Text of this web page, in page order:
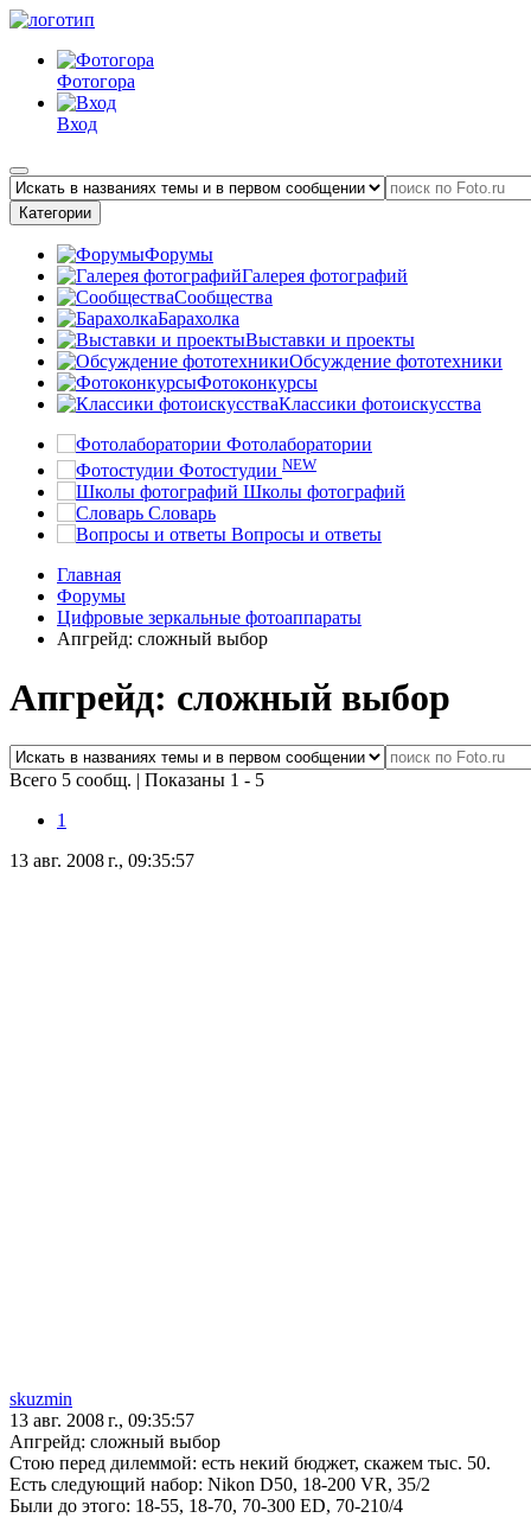
Фотогора
Вход
Категории
Форумы
Галерея фотографий
Сообщества
Барахолка
Выставки и проекты
Обсуждение фототехники
Фотоконкурсы
Классики фотоискусства
Фотолаборатории
Фотостудии NEW
Школы фотографий
Словарь
Вопросы и ответы
Главная
Форумы
Цифровые зеркальные фотоаппараты
Апгрейд: сложный выбор
Апгрейд: сложный выбор
Всего 5 сообщ. | Показаны 1 - 5
1
13 авг. 2008 г., 09:35:57
skuzmin
13 авг. 2008 г., 09:35:57
Апгрейд: сложный выбор
Стою перед дилеммой: есть некий бюджет, скажем тыс. 50.
Есть следующий набор: Nikon D50, 18-200 VR, 35/2
Были до этого: 18-55, 18-70, 70-300 ED, 70-210/4